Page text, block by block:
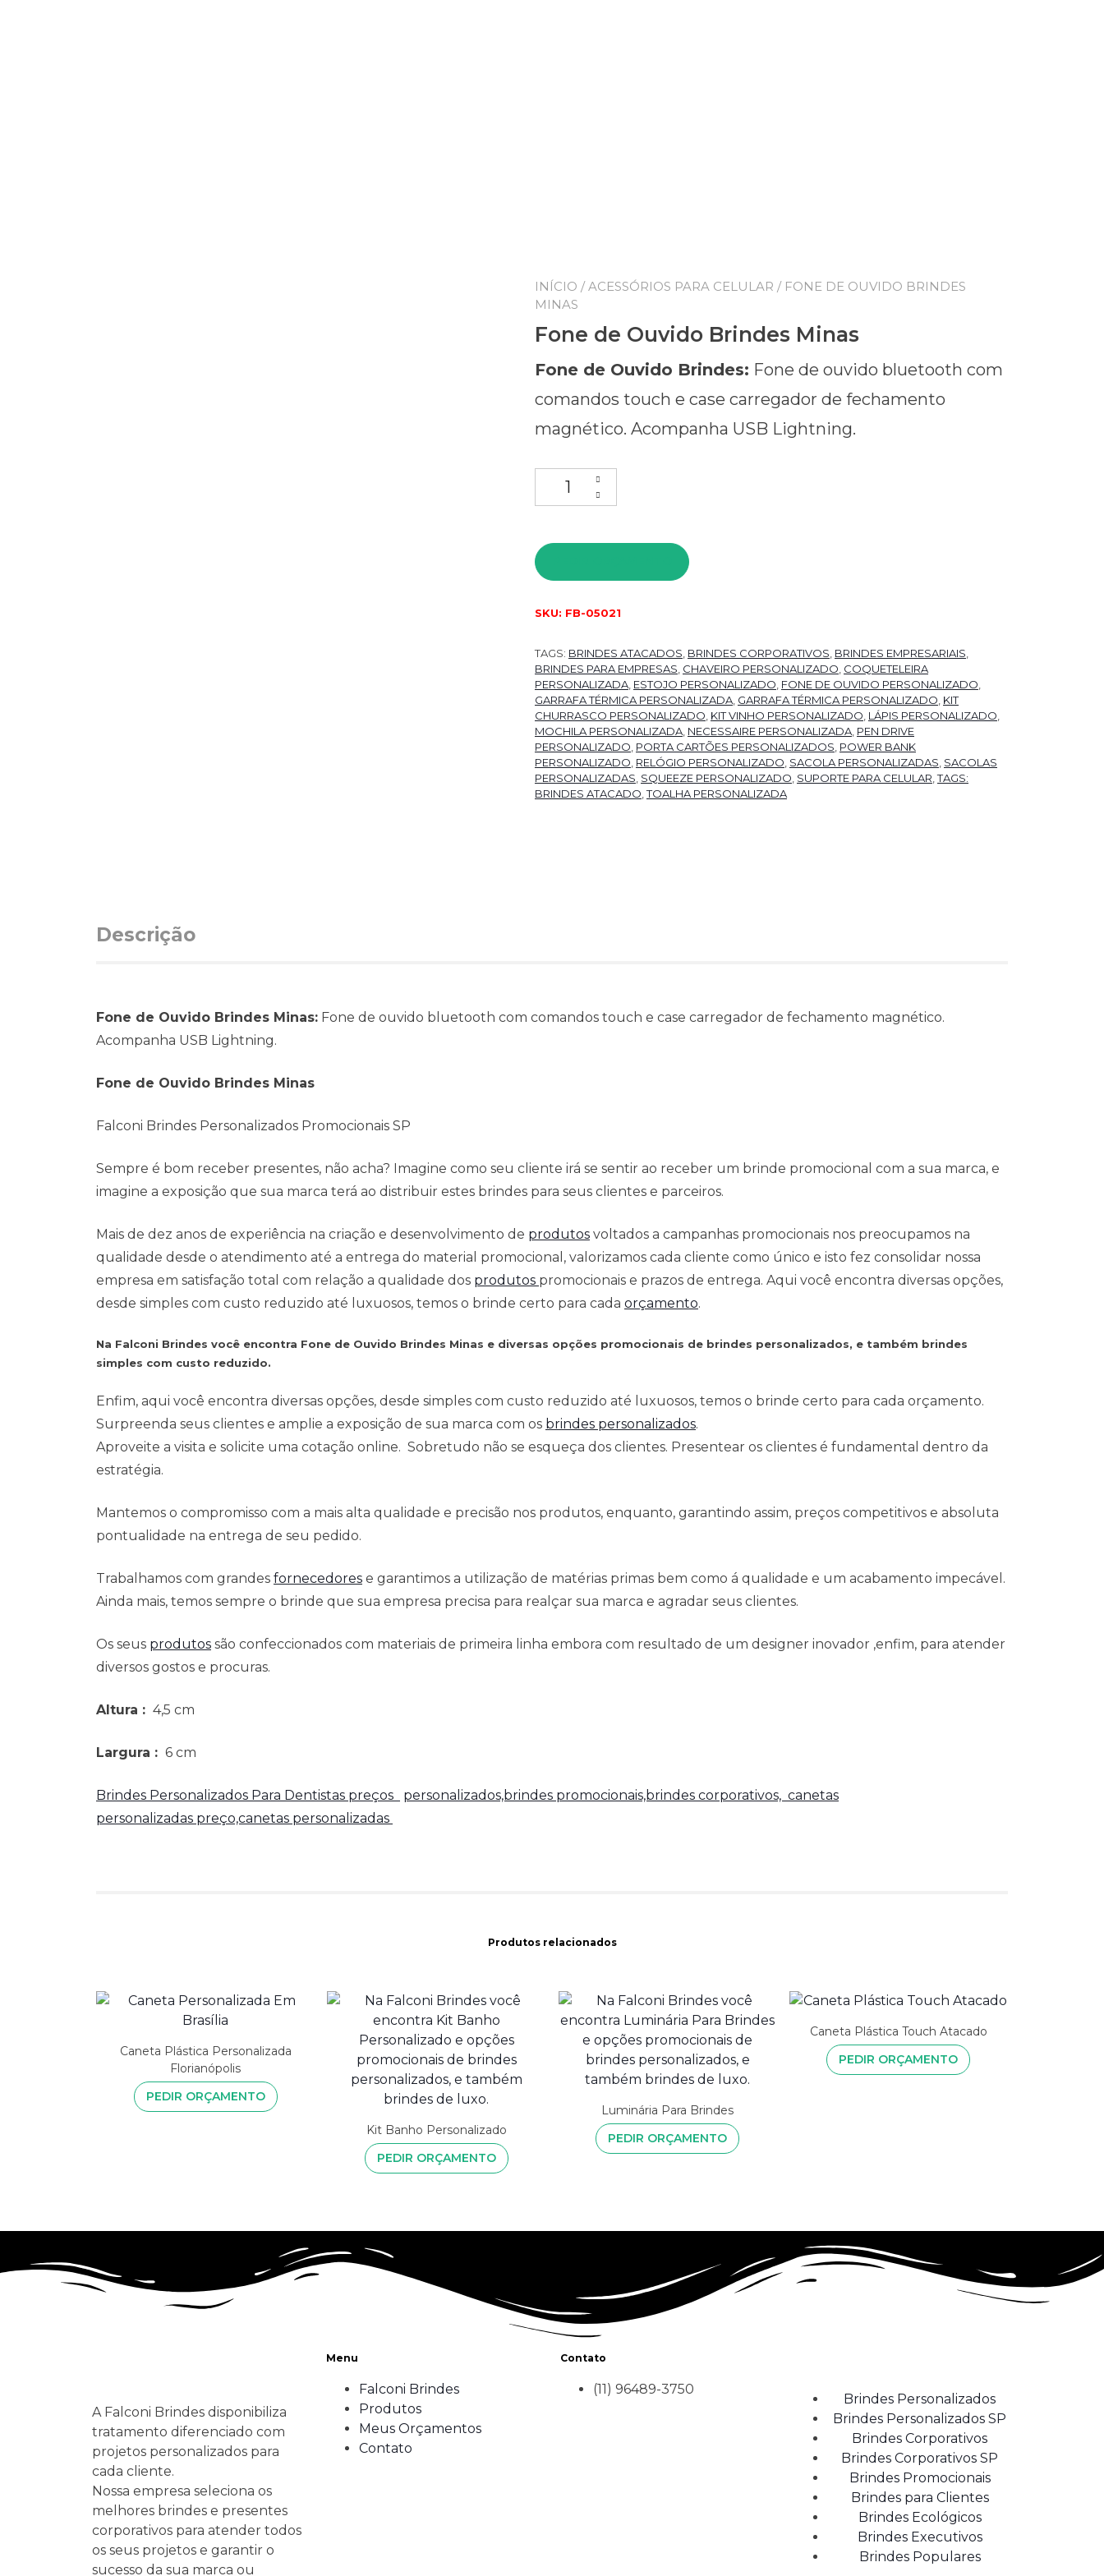
INÍCIO /ACESSÓRIOS PARA CELULAR / FONE DE OUVIDO BRINDES
MINAS
Fone de Ouvido Brindes Minas
Fone de Ouvido Brindes: Fone de ouvido bluetooth com
comandos touch e case carregador de fechamento
magnético. Acompanha USB Lightning.
SKU: FB-05021
TAGS: BRINDES ATACADOS BRINDES CORPORATIVOS BRINDES EMPRESARIAIS
BRINDES PARA EMPRESAS CHAVEIRO PERSONALIZADO COQUETELEIRA
PERSONALIZADA ESTOJO PERSONALIZADO FONE DE OUVIDO PERSONALIZADO
GARRAFA TÉRMICA PERSONALIZADA GARRAFA TÉRMICA PERSONALIZADO KIT
CHURRASCO PERSONALIZADO KIT VINHO PERSONALIZADO LÁPIS PERSONALIZADO
MOCHILA PERSONALIZADA NECESSAIRE PERSONALIZADA PEN DRIVE
PERSONALIZADO PORTA CARTÕES PERSONALIZADOS POWER BANK
PERSONALIZADO RELÓGIO PERSONALIZADO SACOLA PERSONALIZADAS SACOLAS
PERSONALIZADAS SQUEEZE PERSONALIZADO SUPORTE PARA CELULAR ,TAGS:
BRINDES ATACADO ,TOALHA PERSONALIZADA
Descrição
Fone de Ouvido Brindes Minas: Fone de ouvido bluetooth com comandos touch e case carregador de fechamento magnético.
Acompanha USB Lightning.
Fone de Ouvido Brindes Minas
Falconi Brindes Personalizados Promocionais SP
Sempre é bom receber presentes, não acha? Imagine como seu cliente irá se sentir ao receber um brinde promocional com a sua marca, e
imagine a exposição que sua marca terá ao distribuir estes brindes para seus clientes e parceiros.
Mais de dez anos de experiência na criação e desenvolvimento de produtos voltados a campanhas promocionais nos preocupamos na
qualidade desde o atendimento até a entrega do material promocional, valorizamos cada cliente como único e isto fez consolidar nossa
empresa em satisfação total com relação a qualidade dos produtos promocionais e prazos de entrega. Aqui você encontra diversas opções,
desde simples com custo reduzido até luxuosos, temos o brinde certo para cada orçamento.
Na Falconi Brindes você encontra Fone de Ouvido Brindes Minas e diversas opções promocionais de brindes personalizados, e também brindes
simples com custo reduzido.
Enfim, aqui você encontra diversas opções, desde simples com custo reduzido até luxuosos, temos o brinde certo para cada orçamento.
Surpreenda seus clientes e amplie a exposição de sua marca com os brindes personalizados.
Aproveite a visita e solicite uma cotação online. Sobretudo não se esqueça dos clientes. Presentear os clientes é fundamental dentro da
estratégia.
Mantemos o compromisso com a mais alta qualidade e precisão nos produtos, enquanto, garantindo assim, preços competitivos e absoluta
pontualidade na entrega de seu pedido.
Trabalhamos com grandes fornecedores e garantimos a utilização de matérias primas bem como á qualidade e um acabamento impecável.
Ainda mais, temos sempre o brinde que sua empresa precisa para realçar sua marca e agradar seus clientes.
Os seus produtos são confeccionados com materiais de primeira linha embora com resultado de um designer inovador ,enfim, para atender
diversos gostos e procuras.
Altura : 4,5 cm
Largura : 6 cm
Brindes Personalizados Para Dentistas preços personalizados,brindes promocionais,brindes corporativos, canetas
personalizadas preço,canetas personalizadas
Produtos relacionados
Caneta Plástica Personalizada
Florianópolis
PEDIR ORÇAMENTO
Kit Banho Personalizado
PEDIR ORÇAMENTO
Luminária Para Brindes
PEDIR ORÇAMENTO
Caneta Plástica Touch Atacado
PEDIR ORÇAMENTO
A Falconi Brindes disponibiliza
tratamento diferenciado com
projetos personalizados para
cada cliente.
Nossa empresa seleciona os
melhores brindes e presentes
corporativos para atender todos
os seus projetos e garantir o
sucesso da sua marca ou
Menu
Falconi Brindes
Produtos
Meus Orçamentos
Contato
Contato
(11) 96489-3750
Brindes Personalizados
Brindes Personalizados SP
Brindes Corporativos
Brindes Corporativos SP
Brindes Promocionais
Brindes para Clientes
Brindes Ecológicos
Brindes Executivos
Brindes Populares